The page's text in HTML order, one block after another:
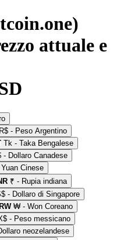
attuale e
- Peso Argentino
Tk - Taka Bengalese
- Dollaro Canadese
Cinese
₹ - Rupia indiana
- Dollaro di Singapore
₩ - Won Coreano
- Peso messicano
neozelandese